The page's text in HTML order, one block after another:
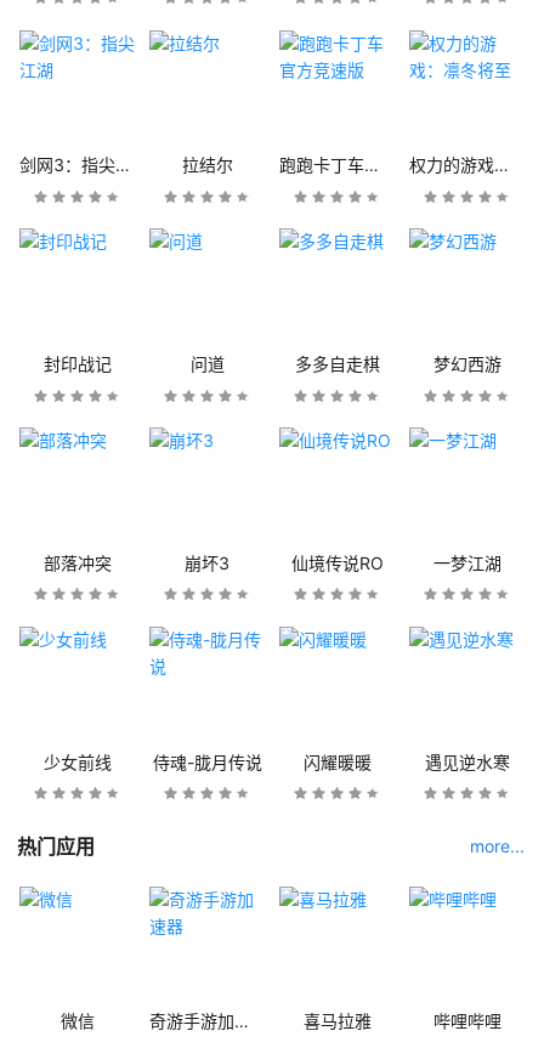
剑网3：指尖江湖 拉结尔 跑跑卡丁车官方竞速版 权力的游戏：凛冬将至
封印战记 问道 多多自走棋 梦幻西游
部落冲突 崩坏3 仙境传说RO 一梦江湖
少女前线 侍魂-胧月传说 闪耀暖暖 遇见逆水寒
热门应用 more...
微信 奇游手游加速器 喜马拉雅 哔哩哔哩